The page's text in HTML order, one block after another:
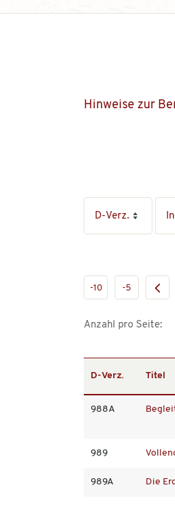
Hinweise zur
-10 -5
Anzahl pro Seite:
D-Verz. Titel
988A
989
989A Die